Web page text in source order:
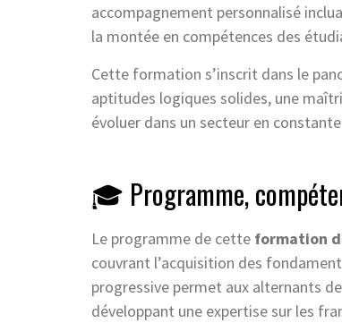
accompagnement personnalisé
la montée en compétences des
Cette formation s’inscrit dans le
aptitudes logiques solides, une
évoluer dans un secteur en
🎓 Programme,
Le programme de cette formation
couvrant l’acquisition des
progressive permet aux alternants
développant une expertise sur les